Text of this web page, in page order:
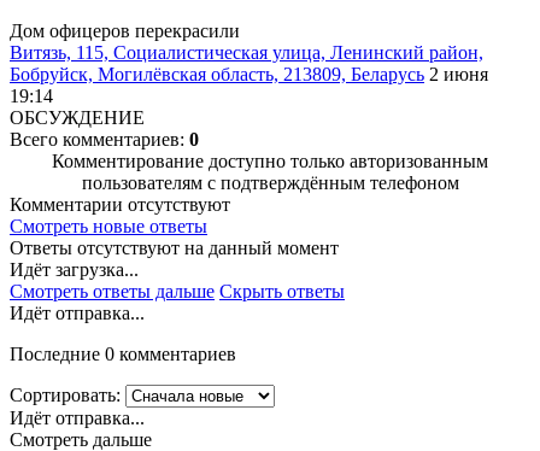
Дом офицеров перекрасили
Витязь, 115, Социалистическая улица, Ленинский район,
Бобруйск, Могилёвская область, 213809, Беларусь 2 июня
19:14
ОБСУЖДЕНИЕ
Всего комментариев: 0
Комментирование доступно только авторизованным
пользователям с подтверждённым телефоном
Комментарии отсутствуют
Смотреть новые ответы
Ответы отсутствуют на данный момент
Идёт загрузка...
Смотреть ответы дальше Скрыть ответы
Идёт отправка...
Последние 0 комментариев
Сортировать:
Идёт отправка...
Смотреть дальше